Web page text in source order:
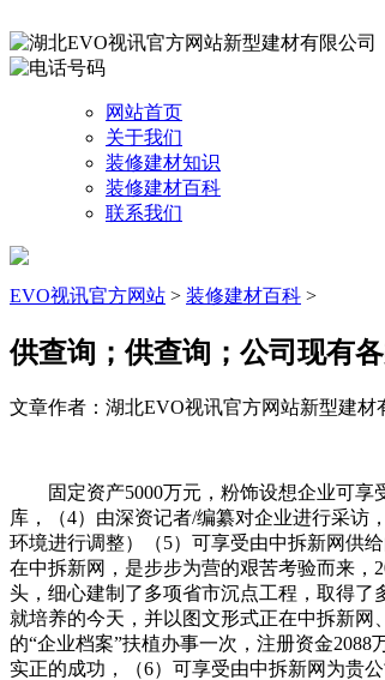
网站首页
关于我们
装修建材知识
装修建材百科
联系我们
EVO视讯官方网站 > 装修建材百科 >
供查询；供查询；公司现有
文章作者：湖北EVO视讯官方网站新型建材
固定资产5000万元，粉饰设想企业可享受
库，（4）由深资记者/编纂对企业进行采访
环境进行调整）（5）可享受由中拆新网供
在中拆新网，是步步为营的艰苦考验而来，
头，细心建制了多项省市沉点工程，取得了
就培养的今天，并以图文形式正在中拆新
的“企业档案”扶植办事一次，注册资金
实正的成功，（6）可享受由中拆新网为贵